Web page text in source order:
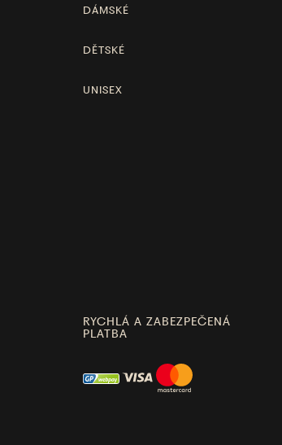
DÁMSKÉ
DĚTSKÉ
UNISEX
RYCHLÁ A ZABEZPEČENÁ
PLATBA